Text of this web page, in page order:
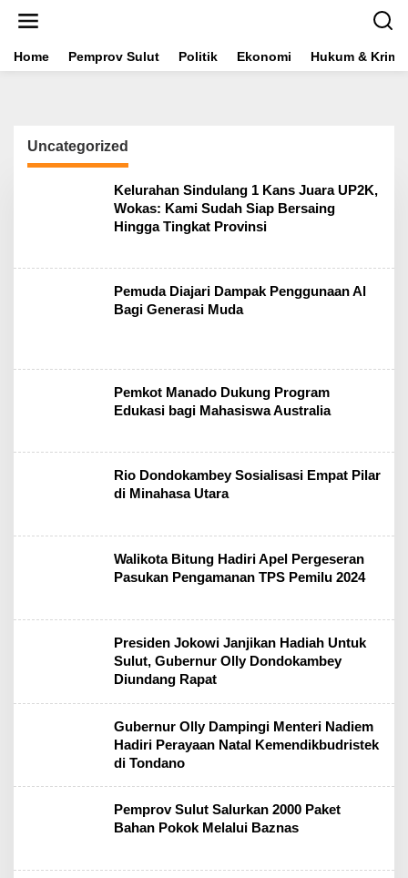
t
Home Pemprov Sulut Politik Ekonomi Hukum &
Uncategorized
Kelurahan Sindulang 1 Kans Juara UP2K,
Wokas: Kami Sudah Siap Bersaing
Hingga Tingkat Provinsi
Pemuda Diajari Dampak Penggunaan Al
Bagi Generasi Muda
Pemkot Manado Dukung Program
Edukasi bagi Mahasiswa Australia
Rio Dondokambey Sosialisasi Empat Pilar
di Minahasa Utara
Walikota Bitung Hadiri Apel Pergeseran
Pasukan Pengamanan TPS Pemilu 2024
Presiden Jokowi Janjikan Hadiah Untuk
Sulut, Gubernur Olly Dondokambey
Diundang Rapat
Gubernur Olly Dampingi Menteri Nadiem
Hadiri Perayaan Natal Kemendikbudristek
di Tondano
Pemprov Sulut Salurkan 2000 Paket
Bahan Pokok Melalui Baznas